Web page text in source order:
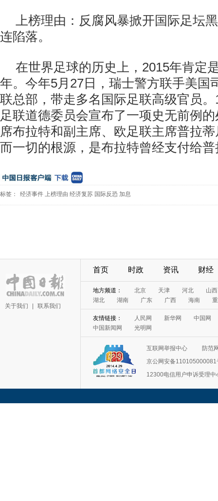
上榜理由：反腐风暴掀开国际足坛
连陷落。
在世界足球的历史上，2015年肯定
年。今年5月27日，瑞士警方联手美国
联总部，带走多名国际足联高级官员
足联道德委员会宣布了一项史无前例
席布拉特和副主席、欧足联主席普拉蒂
而一切的根源，是布拉特曾经支付给
标签： 经济事件 上榜理由 经济复苏 国际反恐 加息
关于我们 联系我们
首页 时政 资讯 财经
地方频道： 北京 天津 河北
山西
湖北
湖南 广东 广西 海南
友情链接： 人民网 新华网
中国网
中国新闻网
光明网
互联网举报中心
防范
京公网安备110105000081
12300电信用户申诉受理中